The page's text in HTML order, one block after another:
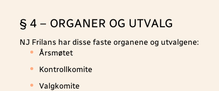
§ 4 – ORGANER OG UTVALG
NJ Frilans har disse faste organene og utvalgene:
Årsmøtet
Kontrollkomite
Valgkomite